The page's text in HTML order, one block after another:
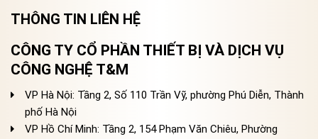
THÔNG TIN LIÊN HỆ
CÔNG TY CỔ PHẦN THIẾT BỊ VÀ DỊCH VỤ
CÔNG NGHỆ T&M
VP Hà Nội: Tầng 2, Số 110 Trần Vỹ, phường Phú Diễn, Thành
phố Hà Nội
VP Hồ Chí Minh: Tầng 2, 154 Phạm Văn Chiêu, Phường